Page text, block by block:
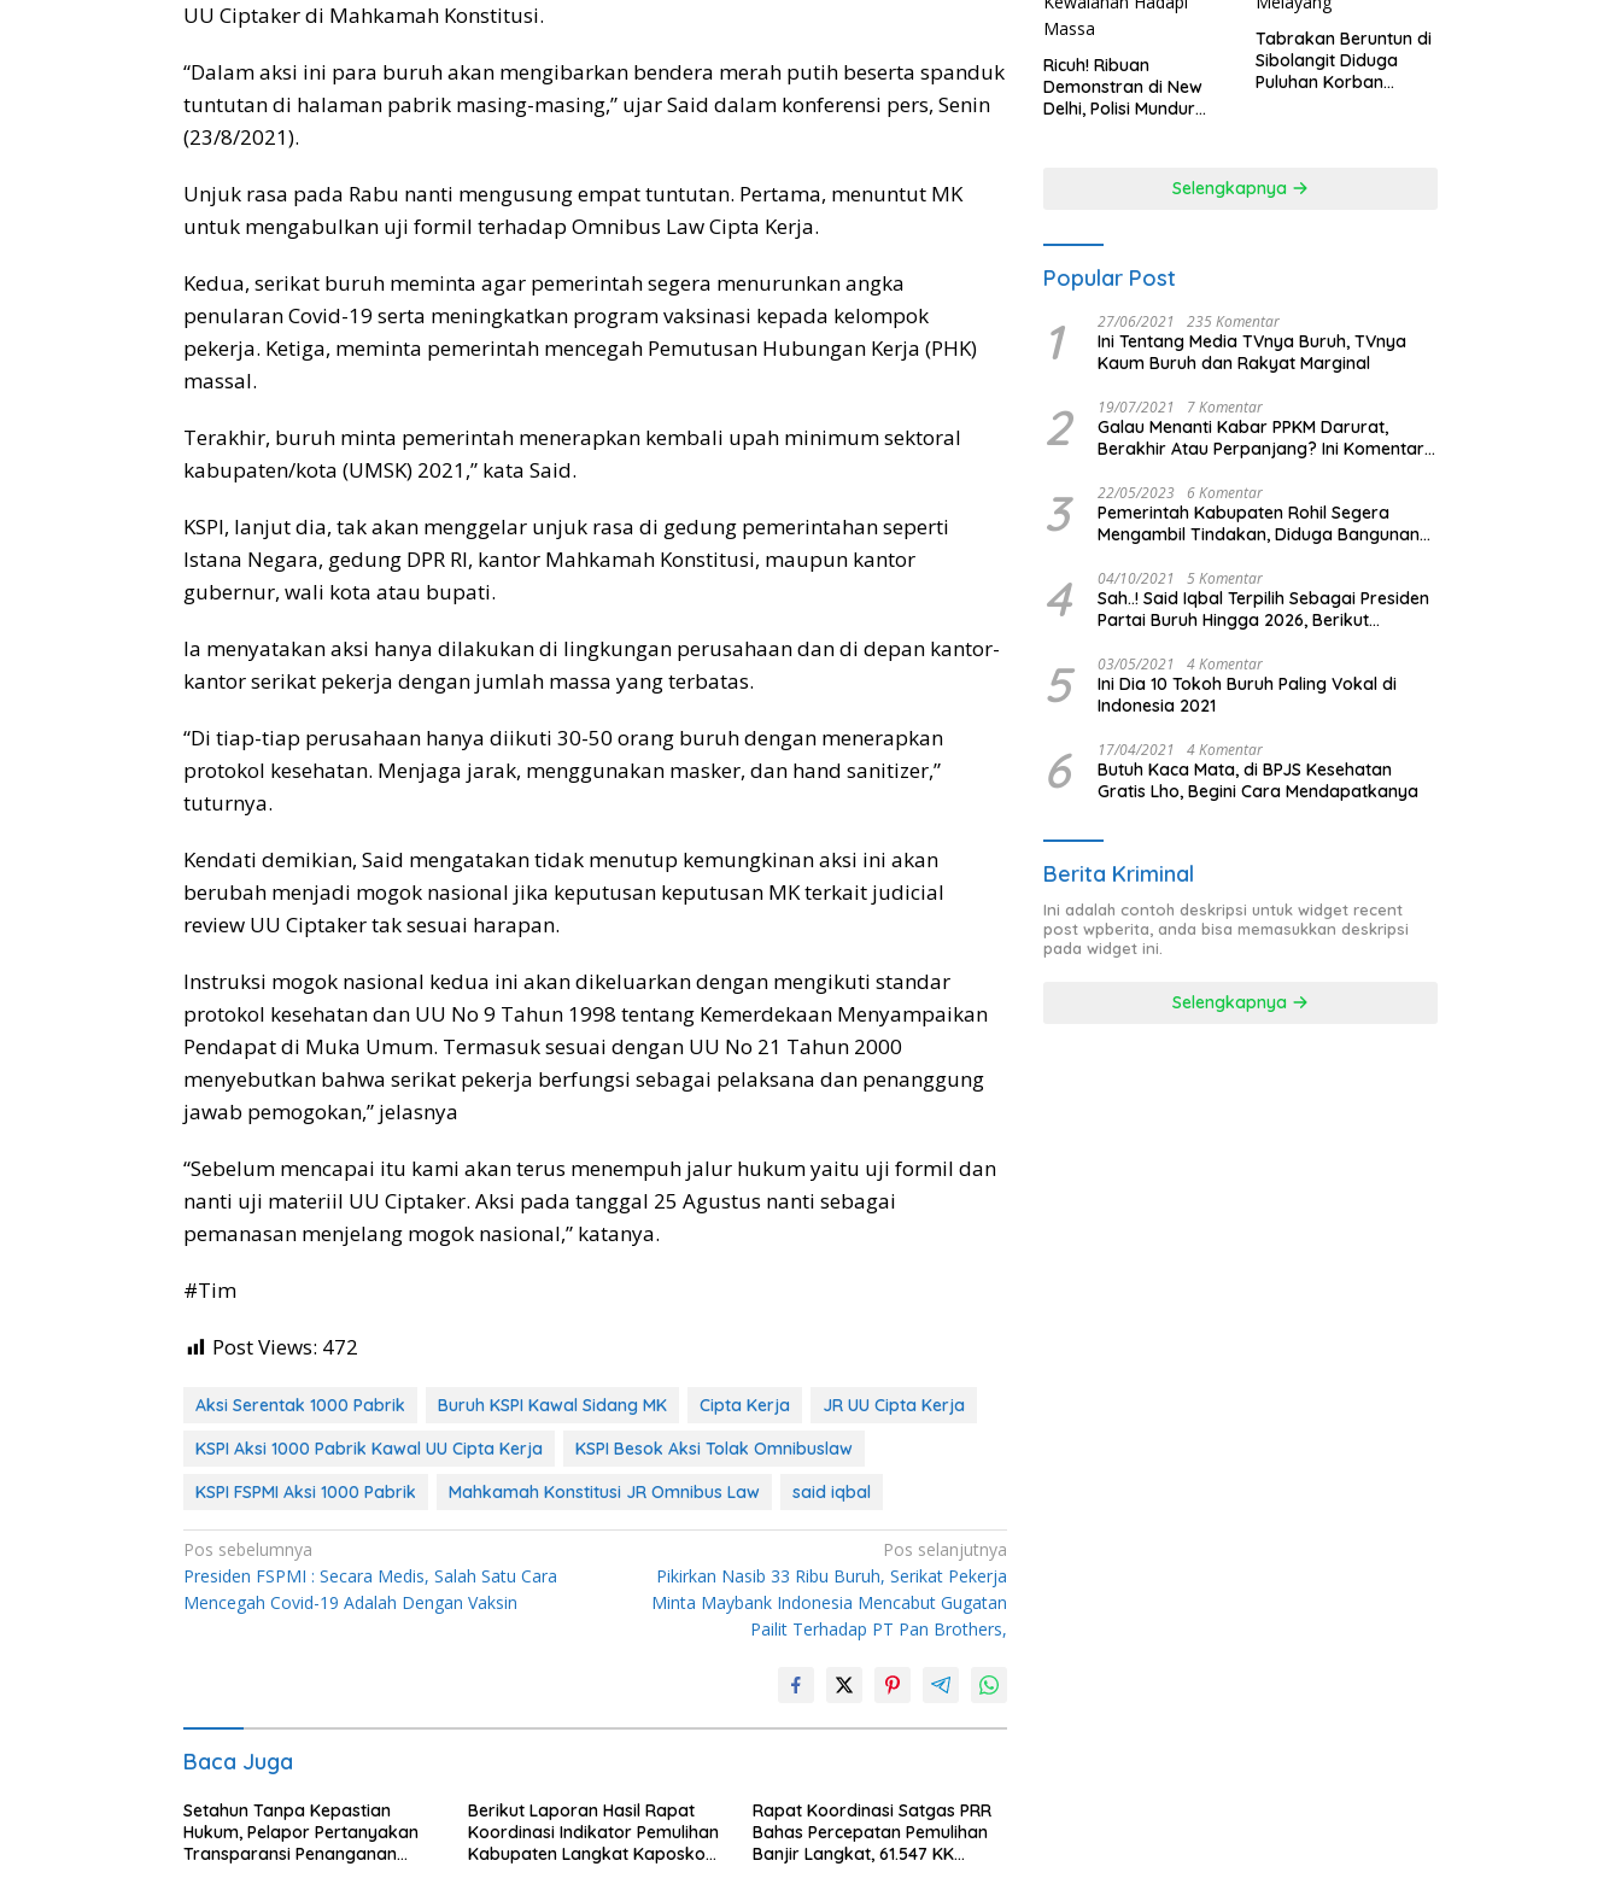
UU Ciptaker di Mahkamah Konstitusi.
“Dalam aksi ini para buruh akan mengibarkan bendera merah putih beserta spanduk
tuntutan di halaman pabrik masing-masing,” ujar Said dalam konferensi pers, Senin
(23/8/2021).
Unjuk rasa pada Rabu nanti mengusung empat tuntutan. Pertama, menuntut MK
untuk mengabulkan uji formil terhadap Omnibus Law Cipta Kerja.
Kedua, serikat buruh meminta agar pemerintah segera menurunkan angka
penularan Covid-19 serta meningkatkan program vaksinasi kepada kelompok
pekerja. Ketiga, meminta pemerintah mencegah Pemutusan Hubungan Kerja (PHK)
massal.
Terakhir, buruh minta pemerintah menerapkan kembali upah minimum sektoral
kabupaten/kota (UMSK) 2021,” kata Said.
KSPI, lanjut dia, tak akan menggelar unjuk rasa di gedung pemerintahan seperti
Istana Negara, gedung DPR RI, kantor Mahkamah Konstitusi, maupun kantor
gubernur, wali kota atau bupati.
Ia menyatakan aksi hanya dilakukan di lingkungan perusahaan dan di depan kantor-
kantor serikat pekerja dengan jumlah massa yang terbatas.
“Di tiap-tiap perusahaan hanya diikuti 30-50 orang buruh dengan menerapkan
protokol kesehatan. Menjaga jarak, menggunakan masker, dan hand sanitizer,”
tuturnya.
Kendati demikian, Said mengatakan tidak menutup kemungkinan aksi ini akan
berubah menjadi mogok nasional jika keputusan keputusan MK terkait judicial
review UU Ciptaker tak sesuai harapan.
Instruksi mogok nasional kedua ini akan dikeluarkan dengan mengikuti standar
protokol kesehatan dan UU No 9 Tahun 1998 tentang Kemerdekaan Menyampaikan
Pendapat di Muka Umum. Termasuk sesuai dengan UU No 21 Tahun 2000
menyebutkan bahwa serikat pekerja berfungsi sebagai pelaksana dan penanggung
jawab pemogokan,” jelasnya
“Sebelum mencapai itu kami akan terus menempuh jalur hukum yaitu uji formil dan
nanti uji materiil UU Ciptaker. Aksi pada tanggal 25 Agustus nanti sebagai
pemanasan menjelang mogok nasional,” katanya.
#Tim
Post Views: 472
Aksi Serentak 1000 Pabrik Buruh KSPI Kawal Sidang MK Cipta Kerja
JR UU Cipta Kerja
KSPI Aksi 1000 Pabrik Kawal UU Cipta Kerja
KSPI Besok Aksi Tolak Omnibuslaw
KSPI FSPMI Aksi 1000 Pabrik
Mahkamah Konstitusi JR Omnibus Law said iqbal
Navigasi
pos
Pos sebelumnya
Presiden FSPMI : Secara Medis, Salah Satu Cara
Mencegah Covid-19 Adalah Dengan Vaksin
Pos selanjutnya
Pikirkan Nasib 33 Ribu Buruh, Serikat Pekerja
Minta Maybank Indonesia Mencabut Gugatan
Pailit Terhadap PT Pan Brothers,
Baca Juga
Setahun Tanpa Kepastian
Hukum, Pelapor Pertanyakan
Transparansi Penanganan
Berikut Laporan Hasil Rapat
Koordinasi Indikator Pemulihan
Kabupaten Langkat Kaposko
Rapat Koordinasi Satgas PRR
Bahas Percepatan Pemulihan
Banjir Langkat, 61.547 KK
Ricuh! Ribuan
Demonstran di New
Delhi, Polisi Mundur
Tabrakan Beruntun di
Sibolangit Diduga
Puluhan Korban
Selengkapnya
Popular Post
1 27/06/2021 235 Komentar
Ini Tentang Media TVnya Buruh, TVnya
Kaum Buruh dan Rakyat Marginal
2 19/07/2021 7 Komentar
Galau Menanti Kabar PPKM Darurat,
Berakhir Atau Perpanjang? Ini Komentar
3 22/05/2023 6 Komentar
Pemerintah Kabupaten Rohil Segera
Mengambil Tindakan, Diduga Bangunan
4 04/10/2021 5 Komentar
Sah..! Said Iqbal Terpilih Sebagai Presiden
Partai Buruh Hingga 2026, Berikut
5 03/05/2021 4 Komentar
Ini Dia 10 Tokoh Buruh Paling Vokal di
Indonesia 2021
6 17/04/2021 4 Komentar
Butuh Kaca Mata, di BPJS Kesehatan
Gratis Lho, Begini Cara Mendapatkanya
Berita Kriminal
Ini adalah contoh deskripsi untuk widget recent
post wpberita, anda bisa memasukkan deskripsi
pada widget ini.
Selengkapnya